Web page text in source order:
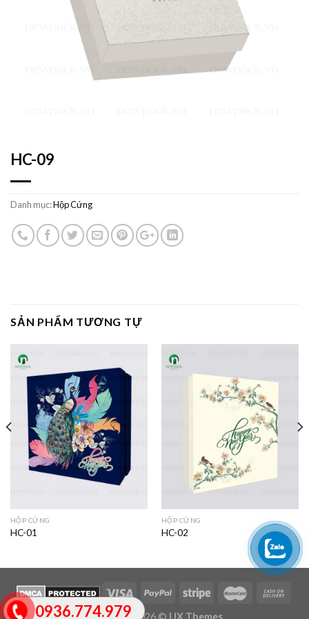
0936.774.979
HC-09
Danh mục:Hộp Cứng
SẢN PHẨM TƯƠNG TỰ
HỘP CỨNG
HC-01
HỘP CỨNG
HC-02